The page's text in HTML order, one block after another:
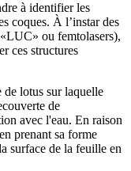
à identifier les
coques. À l’instar des
ou femtolasers),
ces structures
de lotus sur laquelle
de
avec l'eau. En raison
prenant sa forme
surface de la feuille en